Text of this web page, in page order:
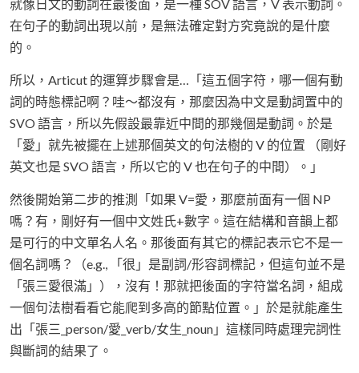
就像日文的動詞在最後面，是一種 SOV 語言，V 表示動詞。
在句子的動詞出現以前，是無法確定對方究竟說的是什麼
的。
所以，Articut 的運算步驟會是…「這五個字符，哪一個有動
詞的時態標記啊？哇～都沒有，那麼因為中文是動詞置中的
SVO 語言，所以先假設最靠近中間的那幾個是動詞。於是
「愛」就先被擺在上述那個英文的句法樹的 V 的位置 （剛好
英文也是 SVO 語言，所以它的 V 也在句子的中間）。」
然後開始第二步的推測「如果 V=愛，那麼前面有一個 NP
嗎？有，剛好有一個中文姓氏+數字。這在結構和音韻上都
是可行的中文單名人名。那後面有其它的標記表示它不是一
個名詞嗎？（e.g., 「很」是副詞/形容詞標記，但這句並不是
「張三愛很滿」），沒有！那就把後面的字符當名詞，組成
一個句法樹看看它能爬到多高的節點位置。」於是就能產生
出「張三_person/愛_verb/女生_noun」這樣同時處理完詞性
與斷詞的結果了。